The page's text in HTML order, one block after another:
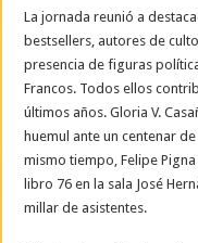
La jornada reunió a
bestsellers, autores de
presencia de figuras
Francos. Todos ellos
últimos años. Gloria V.
huemul ante un centenar
mismo tiempo, Felipe
libro 76 en la sala José
millar de asistentes.